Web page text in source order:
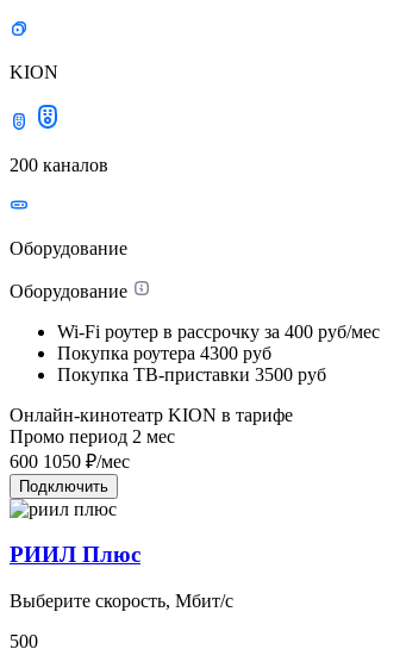
KION
200 каналов
Оборудование
Оборудование
Wi-Fi роутер в рассрочку за 400 руб/мес
Покупка роутера 4300 руб
Покупка ТВ-приставки 3500 руб
Онлайн-кинотеатр KION в тарифе
Промо период 2 мес
600 1050 ₽/мес
Подключить
РИИЛ Плюс
Выберите скорость, Мбит/с
500